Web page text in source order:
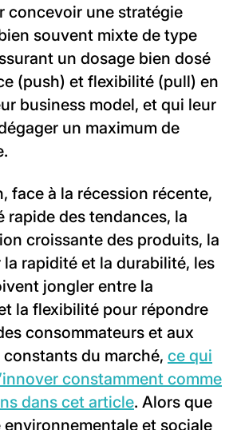
concevoir une stratégie
souvent mixte de type
un dosage bien dosé
(push) et flexibilité (pull) en
business model, et qui leur
un maximum de
face à la récession récente,
rapide des tendances, la
croissante des produits, la
rapidité et la durabilité, les
jongler entre la
la flexibilité pour répondre
consommateurs et aux
du marché, ce qui
constamment comme
dans cet article. Alors que
et sociale